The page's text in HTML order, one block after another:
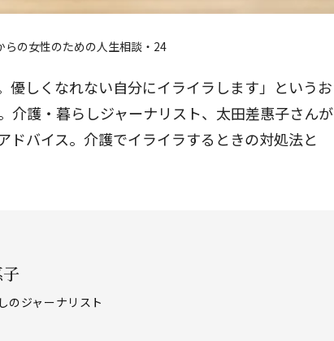
らの女性のための人生相談・24
優しくなれない自分にイライラします」というお
介護・暮らしジャーナリスト、太田差惠子さんが
ドバイス。介護でイライラするときの対処法と
のジャーナリスト